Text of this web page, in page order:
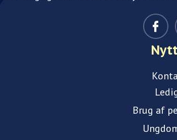
Brug af